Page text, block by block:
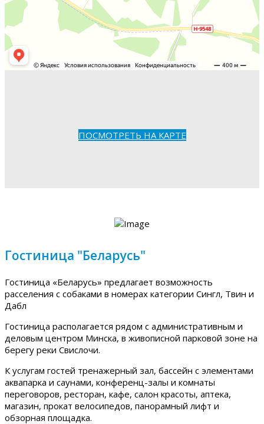
ПОСМОТРЕТЬ НА КАРТЕ
Гостиница "Беларусь"
Гостиница «Беларусь» предлагает возможность
расселения с собаками в номерах категории Сингл, Твин и
Дабл
Гостиница располагается рядом с административным и
деловым центром Минска, в живописной парковой зоне на
берегу реки Свислочи.
К услугам гостей тренажерный зал, бассейн с элементами
аквапарка и саунами, конференц-залы и комнаты
переговоров, ресторан, кафе, салон красоты, аптека,
магазин, прокат велосипедов, панорамный лифт и
обзорная площадка.